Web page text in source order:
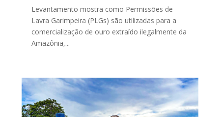
Levantamento mostra como Permissões de
Lavra Garimpeira (PLGs) são utilizadas para a
comercialização de ouro extraído ilegalmente da
Amazônia,...